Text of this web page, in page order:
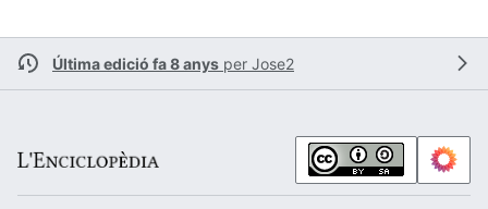
Última edició fa 8 anys per Jose2